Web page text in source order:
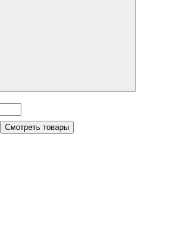
Смотреть товары